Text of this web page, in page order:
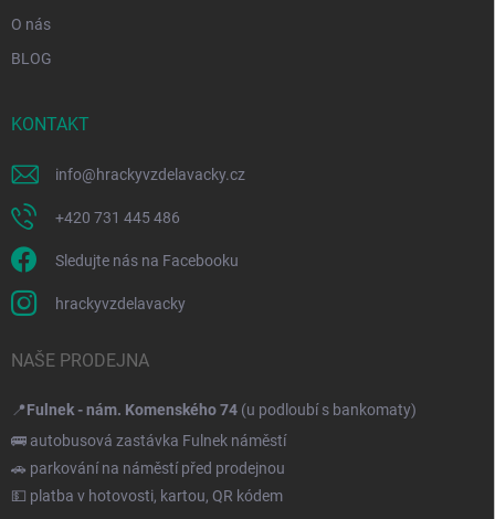
O nás
BLOG
KONTAKT
info@hrackyvzdelavacky.cz
+420 731 445 486
Sledujte nás na Facebooku
hrackyvzdelavacky
NAŠE PRODEJNA
📍Fulnek - nám. Komenského 74 (u podloubí s bankomaty)
🚌 autobusová zastávka Fulnek náměstí
🚗 parkování na náměstí před prodejnou
💵 platba v hotovosti, kartou, QR kódem